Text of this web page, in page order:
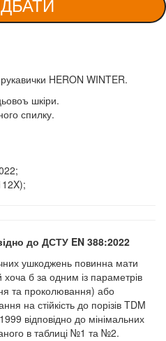
рукавички HERON WINTER.
шкіри.
спилку.
до ДСТУ EN 388:2022
ушкоджень повинна мати
б за одним із параметрів
та проколювання) або
на стійкість до порізів TDM
відповідно до мінімальних
в таблиці №1 та №2.